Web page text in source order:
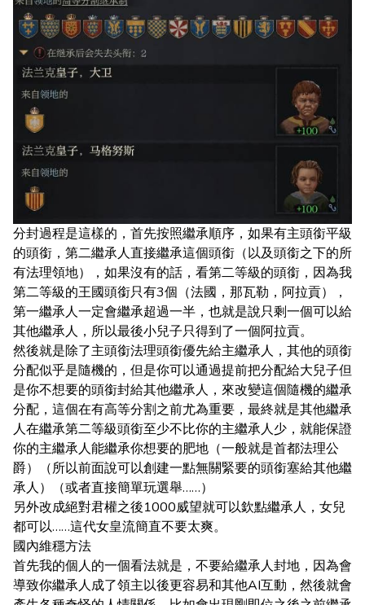
分封過程是這樣的，首先按照繼承順序，如果有主頭銜平級
的頭銜，第二繼承人直接繼承這個頭銜（以及頭銜之下的所
有法理領地），如果沒有的話，看第二等級的頭銜，因為我
第二等級的王國頭銜只有3個（法國，那瓦勒，阿拉貢），
第一繼承人一定會繼承超過一半，也就是說只剩一個可以給
其他繼承人，所以最後小兒子只得到了一個阿拉貢。
然後就是除了主頭銜法理頭銜優先給主繼承人，其他的頭銜
分配似乎是隨機的，但是你可以通過提前把分配給大兒子但
是你不想要的頭銜封給其他繼承人，來改變這個隨機的繼承
分配，這個在有高等分割之前尤為重要，最終就是其他繼承
人在繼承第二等級頭銜至少不比你的主繼承人少，就能保證
你的主繼承人能繼承你想要的肥地（一般就是首都法理公
爵）（所以前面說可以創建一點無關緊要的頭銜塞給其他繼
承人）（或者直接簡單玩選舉……）
另外改成絕對君權之後1000威望就可以欽點繼承人，女兒
都可以……這代女皇流簡直不要太爽。
國內維穩方法
首先我的個人的一個看法就是，不要給繼承人封地，因為會
導致你繼承人成了領主以後更容易和其他AI互動，然後就會